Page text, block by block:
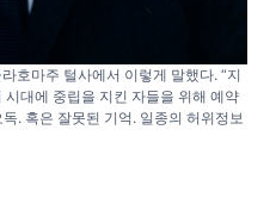
호마주 털사에서 이렇게 말했다. “지
대에 중립을 지킨 자들을 위해 예약
독. 혹은 잘못된 기억. 일종의 허위정보